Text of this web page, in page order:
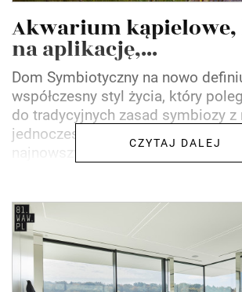
Akwarium
na aplikację,...
Dom Symbiotyczny na nowo
współczesny styl życia, który
do tradycyjnych zasad symbiozy z
jednoczesnym zachowaniu
najnowszych zdobyczy...
CZYTAJ DALEJ